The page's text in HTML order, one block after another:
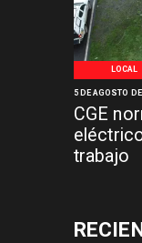
LOCAL
CGE
trabajo
5 DE AGOSTO